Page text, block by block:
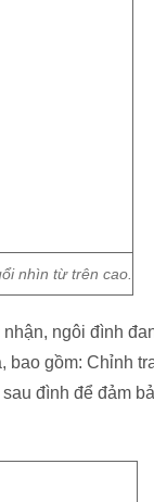
nhìn từ trên cao.
ngôi đình
gồm: Chỉnh
đình để đảm